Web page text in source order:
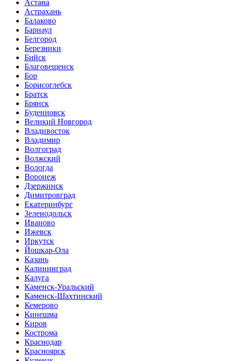
Астана
Астрахань
Балаково
Барнаул
Белгород
Березники
Бийск
Благовещенск
Бор
Борисоглебск
Братск
Брянск
Буденновск
Великий Новгород
Владивосток
Владимир
Волгоград
Волжский
Вологда
Воронеж
Дзержинск
Димитровград
Екатеринбург
Зеленодольск
Иваново
Ижевск
Иркутск
Йошкар-Ола
Казань
Калининград
Калуга
Каменск-Уральский
Каменск-Шахтинский
Кемерово
Кинешма
Киров
Кострома
Краснодар
Красноярск